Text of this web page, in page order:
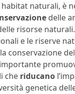
naturali, è
delle
risorse
e le riserve
conservazione
che riducano
genetica